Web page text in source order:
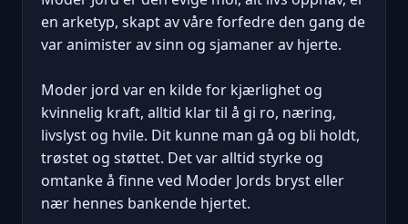
en arketyp, skapt av våre forfedre den gang de
var animister av sinn og sjamaner av hjerte.
Moder jord var en kilde for kjærlighet og
kvinnelig kraft, alltid klar til å gi ro, næring,
livslyst og hvile. Dit kunne man gå og bli holdt,
trøstet og støttet. Det var alltid styrke og
omtanke å finne ved Moder Jords bryst eller
nær hennes bankende hjertet.